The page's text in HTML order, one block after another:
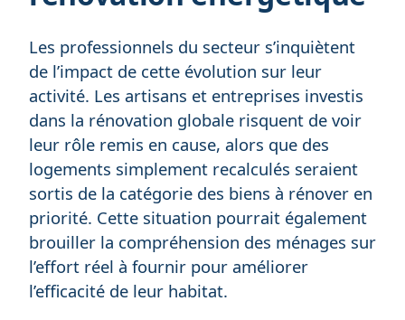
Les professionnels du secteur s’inquiètent
de l’impact de cette évolution sur leur
activité. Les artisans et entreprises investis
dans la rénovation globale risquent de voir
leur rôle remis en cause, alors que des
logements simplement recalculés seraient
sortis de la catégorie des biens à rénover en
priorité. Cette situation pourrait également
brouiller la compréhension des ménages sur
l’effort réel à fournir pour améliorer
l’efficacité de leur habitat.